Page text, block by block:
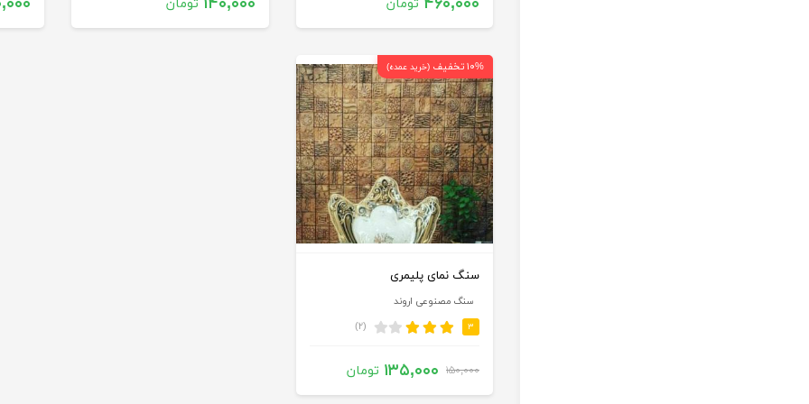
تومان تومان
۱۰% تخفیف (خرید عمده)
سنگ نمای پلیمری
سنگ مصنوعی اروند
۳ (۲)
۱۵۰,۰۰۰ ۱۳۵,۰۰۰ تومان